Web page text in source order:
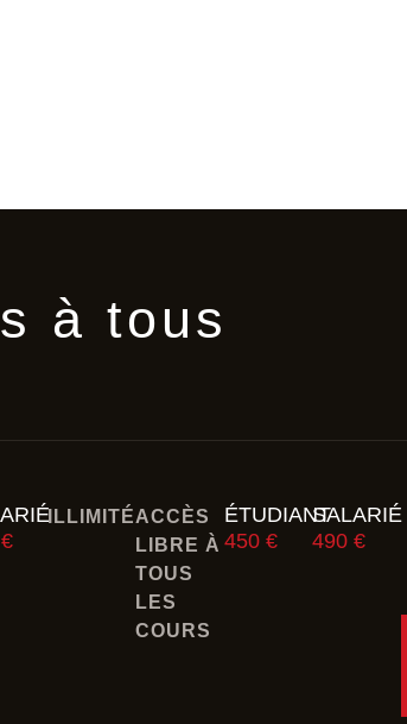
à tous
ILLIMITÉACCÈS
LIBRE À
TOUS
LES
COURS
ÉTUDIANT
450 €
SALARIÉ
490 €